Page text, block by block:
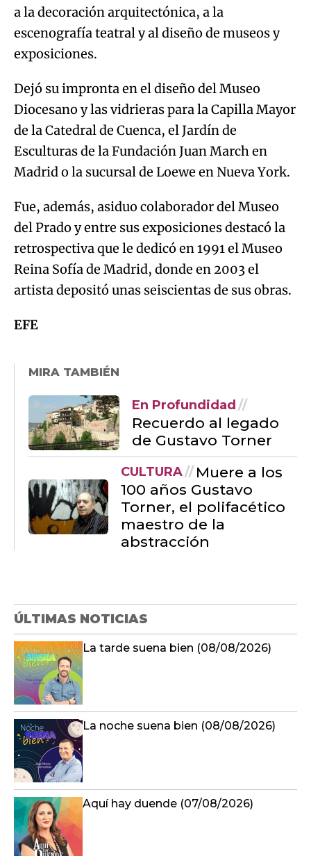
a la decoración arquitectónica, a la
escenografía teatral y al diseño de museos y
exposiciones.
Dejó su impronta en el diseño del Museo
Diocesano y las vidrieras para la Capilla Mayor
de la Catedral de Cuenca, el Jardín de
Esculturas de la Fundación Juan March en
Madrid o la sucursal de Loewe en Nueva York.
Fue, además, asiduo colaborador del Museo
del Prado y entre sus exposiciones destacó la
retrospectiva que le dedicó en 1991 el Museo
Reina Sofía de Madrid, donde en 2003 el
artista depositó unas seiscientas de sus obras.
EFE
MIRA TAMBIÉN
En Profundidad
Recuerdo al legado
de Gustavo Torner
CULTURA
Muere a los
100 años Gustavo
Torner, el polifacético
maestro de la
abstracción
ÚLTIMAS NOTICIAS
La tarde suena bien (08/08/2026)
La noche suena bien (08/08/2026)
Aquí hay duende (07/08/2026)